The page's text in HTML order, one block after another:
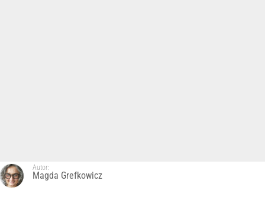
Autor:
Magda Grefkowicz